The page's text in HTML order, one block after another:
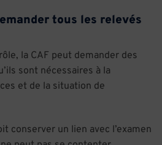
tous les relevés
la CAF peut demander des
sont nécessaires à la
et de la situation de
conserver un lien avec l’examen